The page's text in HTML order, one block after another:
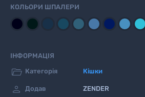
КОЛЬОРИ ШПАЛЕРИ
ІНФОРМАЦІЯ
 Категорія Кішки
 Додав ZENDER